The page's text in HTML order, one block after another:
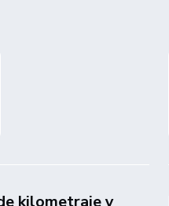
kilometraje y